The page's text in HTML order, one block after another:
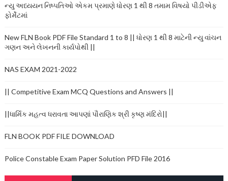
ન્યુ અધ્યયન નિષ્પતિઓ એકમ પ્રમાણે ધોરણ 1 થી 8 તમામ વિષયો પીડીએફ
ફોર્મેટમાં
New FLN Book PDF File Standard 1 to 8 || ધોરણ 1 થી 8 માટેની ન્યુ વાંચન
ગણન અને લેખનની કાર્યપોથી ||
NAS EXAM 2021-2022
|| Competitive Exam MCQ Questions and Answers ||
||ધાર્મિક મહત્વ ધરાવતા આપણાં પૌરાણિક શ્રી કૃષ્ણ મંદિરો||
FLN BOOK PDF FILE DOWNLOAD
Police Constable Exam Paper Solution PFD File 2016